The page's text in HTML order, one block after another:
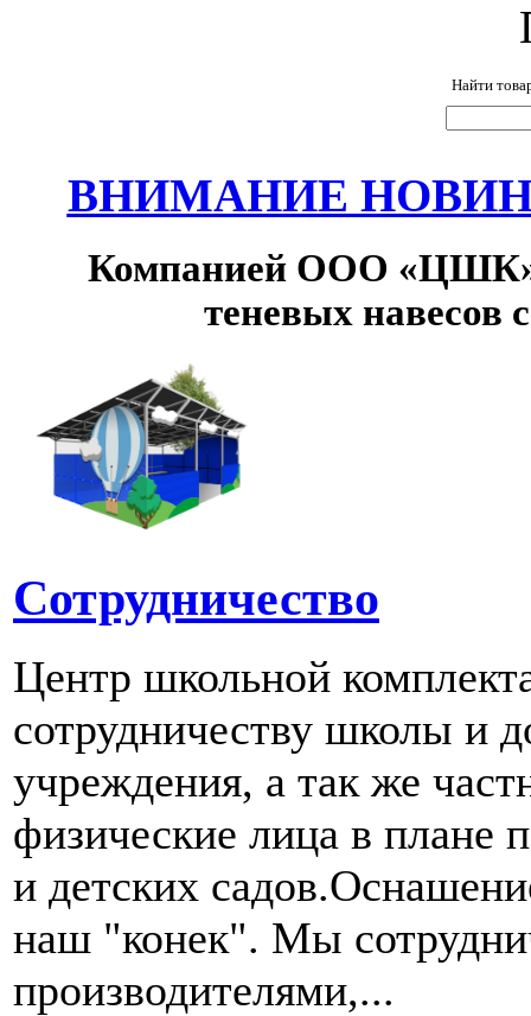
Найти
ВНИМАНИЕ
Компанией ООО «ЦШК»
теневых навесов
Сотрудничество
Центр школьной
сотрудничеству школы и
учреждения, а так же
физические лица в плане
и детских
наш "конек". Мы
производителями,...